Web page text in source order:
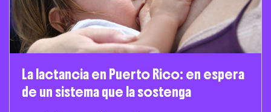
La lactancia en Puerto Rico: en espera
de un sistema que la sostenga